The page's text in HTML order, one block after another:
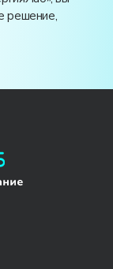
решение,